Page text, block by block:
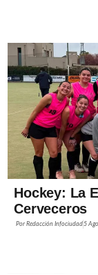
Hockey: La
Cerveceros
PorRedacción Infociudad5